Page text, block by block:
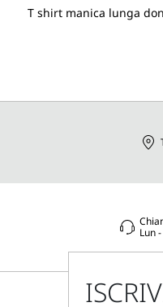
T shirt manica lunga
Lun